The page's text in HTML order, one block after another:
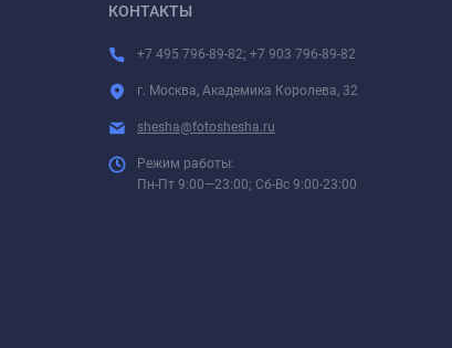
КОНТАКТЫ
+7 495 796-89-82; +7 903 796-89-82
г. Москва, Академика Королева, 32
shesha@fotoshesha.ru
Режим работы:
Пн-Пт 9:00—23:00; Сб-Вс 9:00-23:00